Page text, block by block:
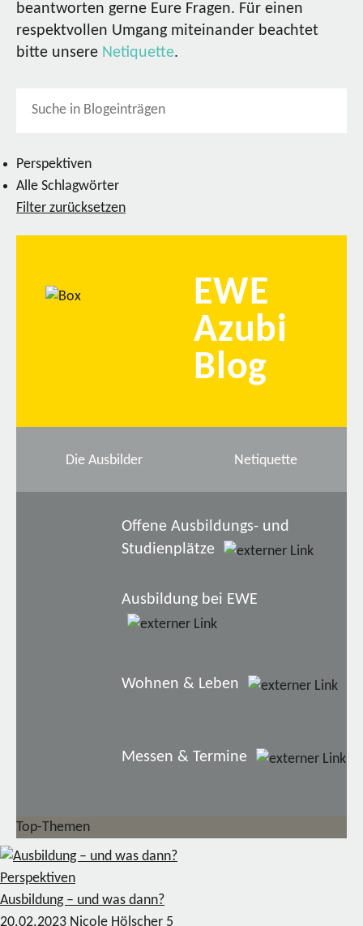
beantworten gerne Eure Fragen. Für einen
respektvollen Umgang miteinander beachtet
bitte unsere Netiquette.
Perspektiven
Alle Schlagwörter
Filter zurücksetzen
EWE
Azubi
Blog
Die Ausbilder Netiquette
Offene Ausbildungs- und
Studienplätze
Ausbildung bei EWE
Wohnen & Leben
Messen & Termine
Top-Themen
Perspektiven
Ausbildung – und was dann?
20.02.2023 Nicole Hölscher 5